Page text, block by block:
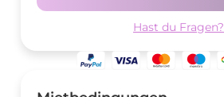
Hast du Fragen?